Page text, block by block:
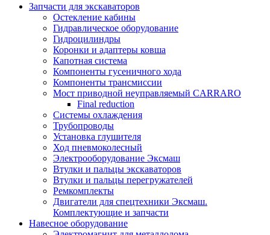
Запчасти для экскаваторов
Остекление кабины
Гидравлическое оборудование
Гидроцилиндры
Коронки и адаптеры ковша
Капотная система
Компоненты гусеничного хода
Компоненты трансмиссии
Мост приводной неуправляемый CARRARO
Final reduction
Системы охлаждения
Трубопроводы
Установка глушителя
Ход пневмоколесный
Электрооборудование Эксмаш
Втулки и пальцы экскаваторов
Втулки и пальцы перегружателей
Ремкомплекты
Двигатели для спецтехники Эксмаш.
Комплектующие и запчасти
Навесное оборудование